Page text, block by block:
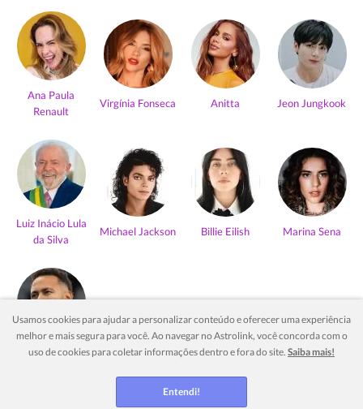
Ana Paula
Renault
Virgínia Fonseca Anitta Jeon Jungkook
Luiz Inácio Lula
da Silva
Michael Jackson Billie Eilish Marina Sena
Neymar Jr
Ver mais
Usamos cookies para ajudar a personalizar conteúdo e oferecer uma experiência
melhor e mais segura para você. Ao navegar no Astrolink, você concorda com o
uso de cookies para coletar informações dentro e fora do site. Saiba mais!
Entendi!